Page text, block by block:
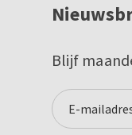
Blijf